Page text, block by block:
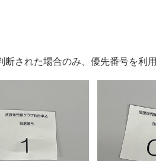
された場合のみ、優先番号を利用